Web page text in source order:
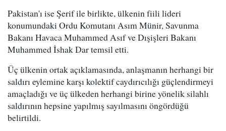
Pakistan'ı ise Şerif ile birlikte, ülkenin fiili lideri
konumundaki Ordu Komutanı Asım Münir, Savunma
Bakanı Havaca Muhammed Asıf ve Dışişleri Bakanı
Muhammed İshak Dar temsil etti.
Üç ülkenin ortak açıklamasında, anlaşmanın herhangi bir
saldırı eylemine karşı kolektif caydırıcılığı güçlendirmeyi
amaçladığı ve üç ülkeden herhangi birine yönelik silahlı
saldırının hepsine yapılmış sayılmasını öngördüğü
belirtildi.